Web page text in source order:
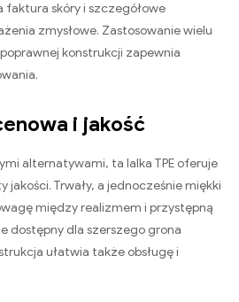
skóry i szczegółowe
zmysłowe. Zastosowanie wielu
konstrukcji zapewnia
i jakość
alternatywami, ta lalka TPE oferuje
jakości. Trwały, a jednocześnie miękki
między realizmem i przystępną
dostępny dla szerszego grona
ułatwia także obsługę i